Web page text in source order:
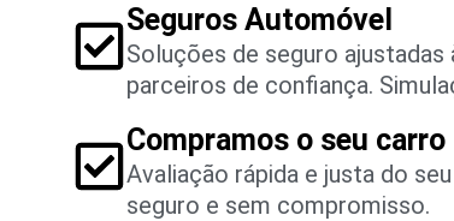
Seguros Automóvel
Soluções de seguro
parceiros de confiança.
Compramos o seu carro
Avaliação rápida e justa do
seguro e sem compromisso.